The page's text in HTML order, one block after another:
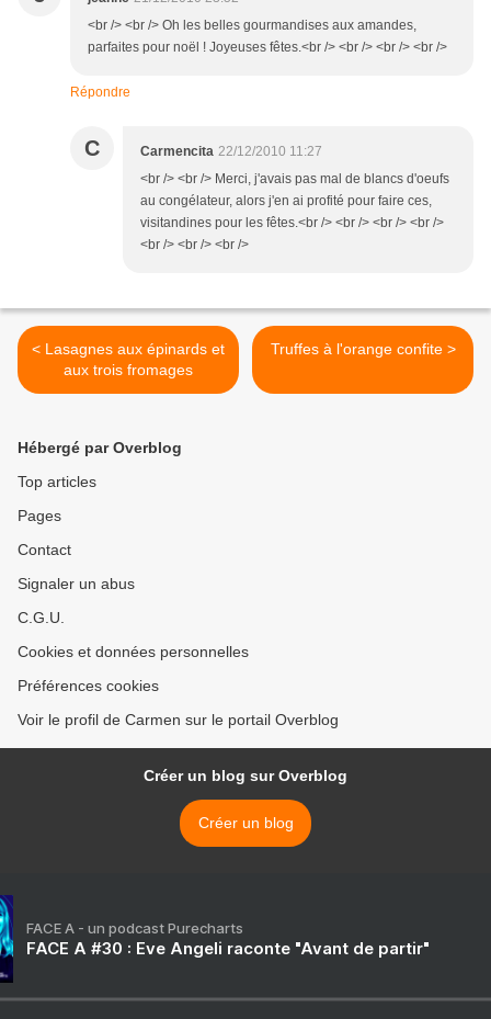
<br /> <br /> Oh les belles gourmandises aux amandes,
parfaites pour noël ! Joyeuses fêtes.<br /> <br /> <br /> <br />
Répondre
C Carmencita 22/12/2010 11:27
<br /> <br /> Merci, j'avais pas mal de blancs d'oeufs
au congélateur, alors j'en ai profité pour faire ces,
visitandines pour les fêtes.<br /> <br /> <br /> <br />
<br /> <br /> <br />
< Lasagnes aux épinards et
aux trois fromages
Truffes à l'orange confite >
Hébergé par Overblog
Top articles
Pages
Contact
Signaler un abus
C.G.U.
Cookies et données personnelles
Préférences cookies
Voir le profil de Carmen sur le portail Overblog
Créer un blog sur Overblog
Créer un blog
FACE A - un podcast Purecharts
FACE A #30 : Eve Angeli raconte "Avant de partir"